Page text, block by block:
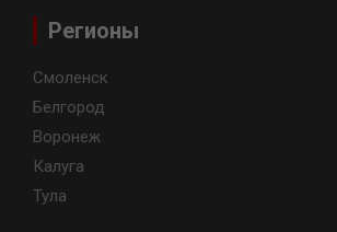
Регионы
Смоленск
Белгород
Воронеж
Калуга
Тула